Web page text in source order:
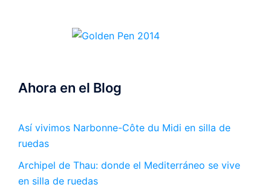
Ahora en el Blog
Así vivimos Narbonne-Côte du Midi en silla de
ruedas
Archipel de Thau: donde el Mediterráneo se vive
en silla de ruedas